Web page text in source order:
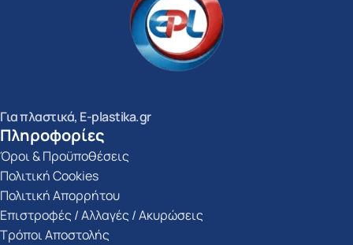
Για πλαστικά, E-plastika.gr
Πληροφορίες
Όροι & Προϋποθέσεις
Πολιτική Cookies
Πολιτική Απορρήτου
Επιστροφές / Αλλαγές / Ακυρώσεις
Τρόποι Αποστολής